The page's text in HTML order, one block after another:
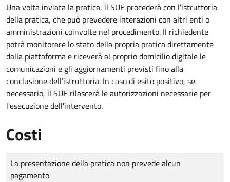
Una volta inviata la pratica, il SUE procederà con l'istruttoria
della pratica, che può prevedere interazioni con altri enti o
amministrazioni coinvolte nel procedimento. Il richiedente
potrà monitorare lo stato della propria pratica direttamente
dalla piattaforma e riceverà al proprio domicilio digitale le
comunicazioni e gli aggiornamenti previsti fino alla
conclusione dell'istruttoria. In caso di esito positivo, se
necessario, il SUE rilascerà le autorizzazioni necessarie per
l'esecuzione dell'intervento.
Costi
Tipo di pagamento
Importo
La presentazione della pratica non prevede alcun
pagamento